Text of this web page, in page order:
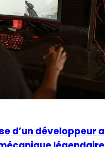
d’un développeur a